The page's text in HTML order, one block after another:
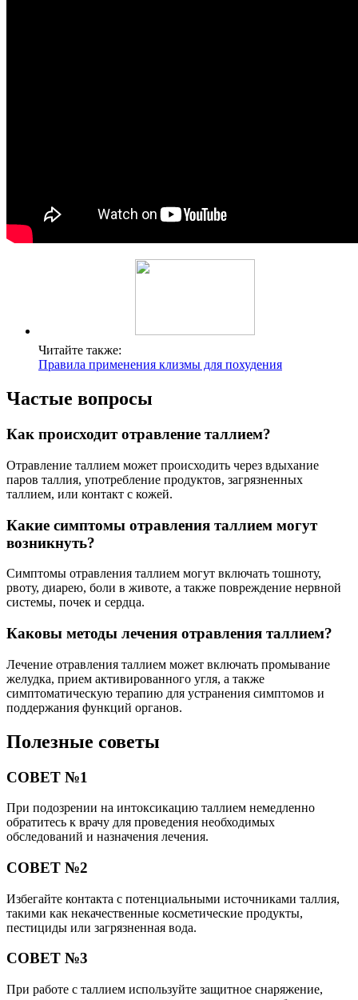
Читайте также:
Правила применения клизмы для похудения
Частые вопросы
Как происходит отравление таллием?
Отравление таллием может происходить через вдыхание
паров таллия, употребление продуктов, загрязненных
таллием, или контакт с кожей.
Какие симптомы отравления таллием могут
возникнуть?
Симптомы отравления таллием могут включать тошноту,
рвоту, диарею, боли в животе, а также повреждение нервной
системы, почек и сердца.
Каковы методы лечения отравления таллием?
Лечение отравления таллием может включать промывание
желудка, прием активированного угля, а также
симптоматическую терапию для устранения симптомов и
поддержания функций органов.
Полезные советы
СОВЕТ №1
При подозрении на интоксикацию таллием немедленно
обратитесь к врачу для проведения необходимых
обследований и назначения лечения.
СОВЕТ №2
Избегайте контакта с потенциальными источниками таллия,
такими как некачественные косметические продукты,
пестициды или загрязненная вода.
СОВЕТ №3
При работе с таллием используйте защитное снаряжение,